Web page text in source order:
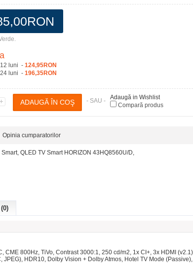
luni - 124,95RON
luni - 196,35RON
- SAU - Adaugă in Wishlist
Compară produs
Opinia cumparatorilor
Smart, QLED TV Smart HORIZON 43HQ8560U/D,
800Hz, TiVo, Contrast 3000:1, 250 cd/m2, 1x CI+, 3x HDMI
HDR10, Dolby Vision + Dolby Atmos, Hotel TV Mode (Passive),